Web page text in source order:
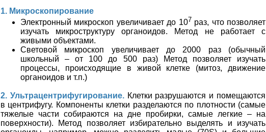
1. Микроскопирование
Электронный микроскоп увеличивает до 107 раз, что позволяет
изучать микроструктуру органоидов. Метод не работает с
живыми объектами.
Световой микроскоп увеличивает до 2000 раз (обычный
школьный – от 100 до 500 раз) Метод позволяет изучать
процессы, происходящие в живой клетке (митоз, движение
органоидов и т.п.)
2. Ультрацентрифугирование.Клетки разрушаются и помещаются
в центрифугу. Компоненты клетки разделаются по плотности (самые
тяжелые части собираются на дне пробирки, самые легкие – на
поверхности). Метод позволяет избирательно выделять и изучать